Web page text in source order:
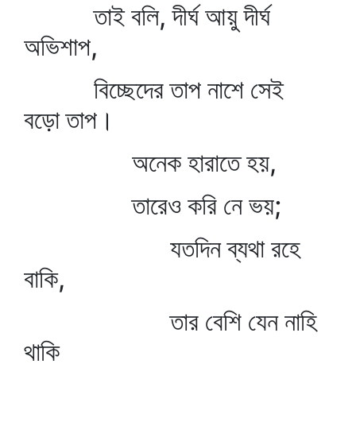
তাই বলি, দীর্ঘ আয়ু দীর্ঘ
অভিশাপ,
বিচ্ছেদের তাপ নাশে সেই
বড়ো তাপ।
অনেক হারাতে হয়,
তারেও করি নে ভয়;
যতদিন ব্যথা রহে
বাকি,
তার বেশি যেন নাহি
থাকি